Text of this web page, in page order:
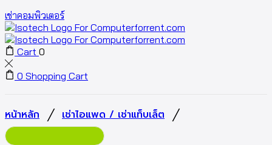
เช่าคอมพิวเตอร์
Cart 0
0 Shopping Cart
หน้าหลัก / เช่าไอแพด / เช่าแท็บเล็ต /